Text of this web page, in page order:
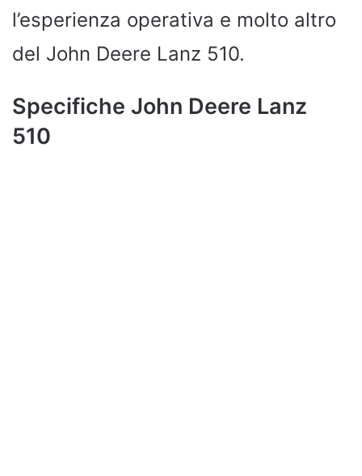
l’esperienza operativa e molto altro
del John Deere Lanz 510.
Specifiche John Deere Lanz
510